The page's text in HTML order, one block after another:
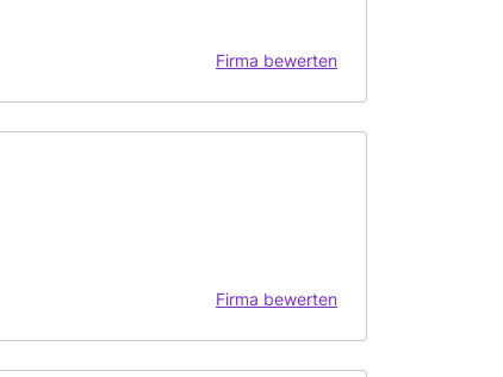
Firma bewerten
Firma bewerten